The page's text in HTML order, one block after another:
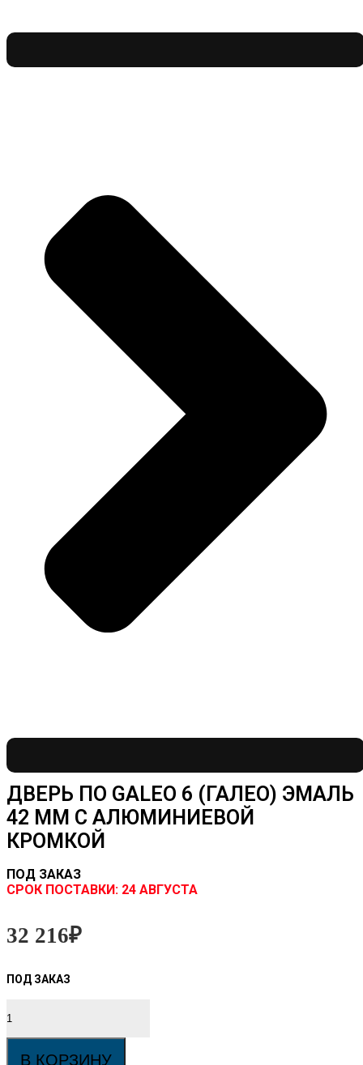
ДВЕРЬ ПО GALEO 6 (ГАЛЕО) ЭМАЛЬ
42 ММ С АЛЮМИНИЕВОЙ
КРОМКОЙ
ПОД ЗАКАЗ
CРОК ПОСТАВКИ: 24 АВГУСТА
32 216₽
товара
Дверь
В КОРЗИНУ